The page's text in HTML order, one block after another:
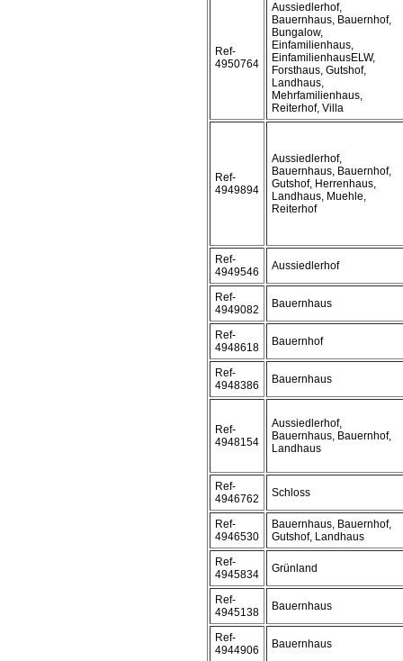
Ref-
4950764
Aussiedlerhof,
Bauernhaus, Bauernhof,
Bungalow,
Einfamilienhaus,
EinfamilienhausELW,
Forsthaus, Gutshof,
Landhaus,
Mehrfamilienhaus,
Reiterhof, Villa
Ref-
4949894
Aussiedlerhof,
Bauernhaus, Bauernhof,
Gutshof, Herrenhaus,
Landhaus, Muehle,
Reiterhof
Ref-
4949546
Aussiedlerhof
Ref-
4949082
Bauernhaus
Ref-
4948618
Bauernhof
Ref-
4948386
Bauernhaus
Ref-
4948154
Aussiedlerhof,
Bauernhaus, Bauernhof,
Landhaus
Ref-
4946762
Schloss
Ref-
4946530
Bauernhaus, Bauernhof,
Gutshof, Landhaus
Ref-
4945834
Grünland
Ref-
4945138
Bauernhaus
Ref-
4944906
Bauernhaus